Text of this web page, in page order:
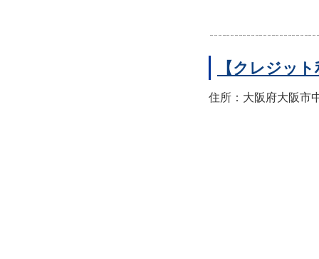
【クレジッ
住所：大阪府大阪市